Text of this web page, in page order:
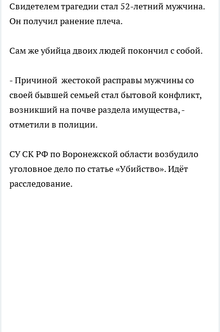
Свидетелем трагедии стал 52-летний мужчина.
Он получил ранение плеча.
Сам же убийца двоих людей покончил с собой.
-Причиной жестокой расправы мужчины со
своей бывшей семьей стал бытовой конфликт,
возникший на почве раздела имущества, -
отметили в полиции.
СУ СК РФ по Воронежской области возбудило
уголовное дело по статье «Убийство». Идёт
расследование.